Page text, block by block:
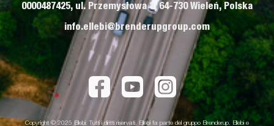
0000487425, ul. Przemysłowa 3, 64-730 Wieleń, Polska
info.ellebi@brenderupgroup.com
Copyright © 2025 Ellebi. Tutti i diritti riservati. Ellebi fa parte del gruppo Brenderup. Ellebi e